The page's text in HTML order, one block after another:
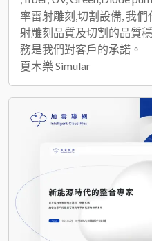
率雷射雕刻,切割設備, 我
射雕刻品質及切割的品質
務是我們對客戶的承諾。
夏木樂 Simular